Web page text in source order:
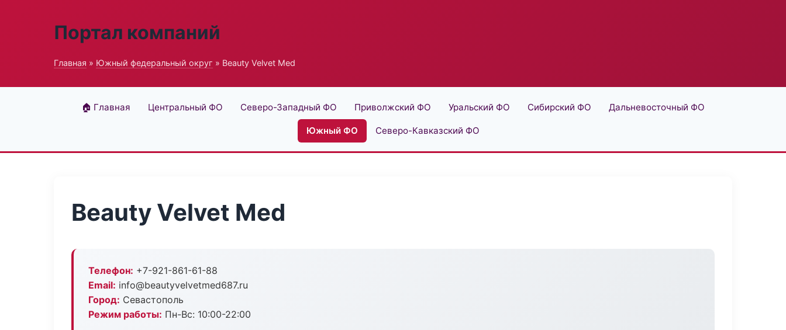
Портал компаний
Главная » Южный федеральный округ » Beauty Velvet Med
🏠 Главная Центральный ФО Северо-Западный ФО Приволжский ФО Уральский ФО Сибирский ФО Дальневосточный ФО
Южный ФО Северо-Кавказский ФО
Beauty Velvet Med
Телефон: +7-921-861-61-88
Email: info@beautyvelvetmed687.ru
Город: Севастополь
Режим работы: Пн-Вс: 10:00-22:00